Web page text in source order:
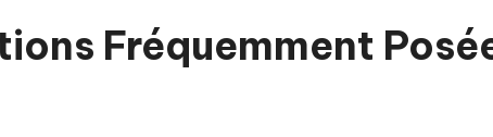
Fréquemment